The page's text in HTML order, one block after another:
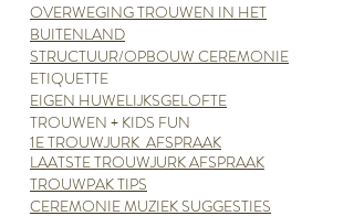
OVERWEGING TROUWEN IN HET
BUITENLAND
STRUCTUUR/OPBOUW CEREMONIE
ETIQUETTE
EIGEN HUWELIJKSGELOFTE
TROUWEN + KIDS FUN
1E TROUWJURK AFSPRAAK
LAATSTE TROUWJURK AFSPRAAK
TROUWPAK TIPS
CEREMONIE MUZIEK SUGGESTIES